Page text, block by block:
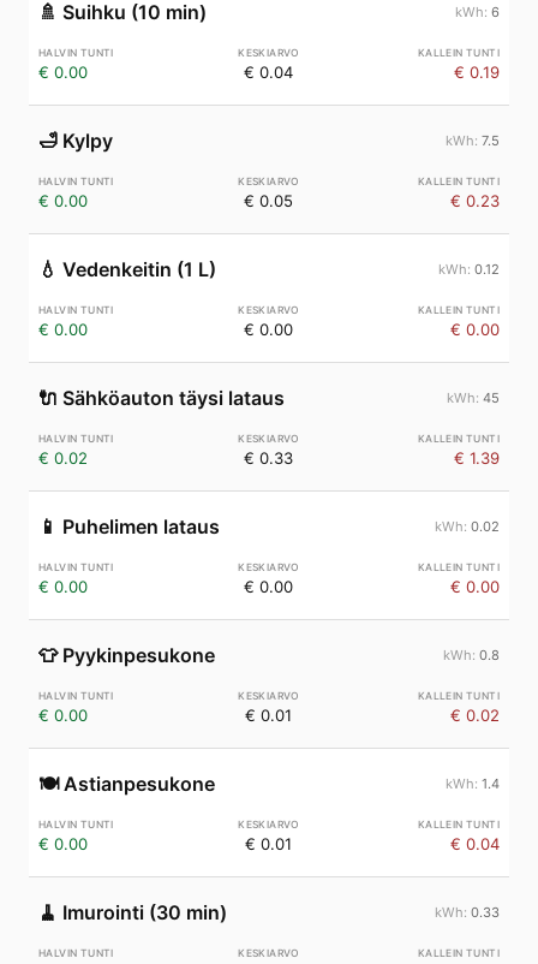
🚿 Suihku (10 min) 6
€ 0.00 € 0.04 € 0.19
🛁 Kylpy 7.5
€ 0.00 € 0.05 € 0.23
💧 Vedenkeitin (1 L) 0.12
€ 0.00 € 0.00 € 0.00
🔌 Sähköauton täysi lataus 45
€ 0.02 € 0.33 € 1.39
📱 Puhelimen lataus 0.02
€ 0.00 € 0.00 € 0.00
👕 Pyykinpesukone 0.8
€ 0.00 € 0.01 € 0.02
🍽️ Astianpesukone 1.4
€ 0.00 € 0.01 € 0.04
🧹 Imurointi (30 min) 0.33